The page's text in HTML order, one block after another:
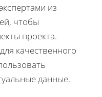
из
чтобы
проекта.
для качественного
данные.